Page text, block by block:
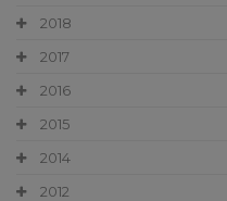
2018
2017
2016
2015
2014
2012